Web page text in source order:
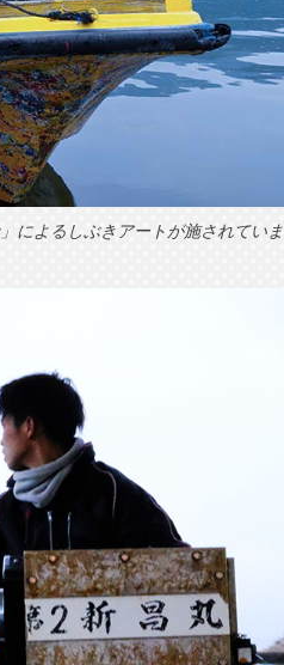
によるしぶきアートが施されていま